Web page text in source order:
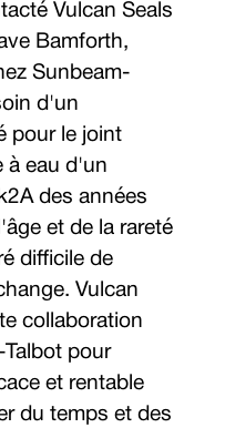
Vulcan Seals
Bamforth,
Sunbeam-
d'un
pour le joint
à eau d'un
des années
et de la rareté
difficile de
Vulcan
collaboration
pour
et rentable
du temps et des